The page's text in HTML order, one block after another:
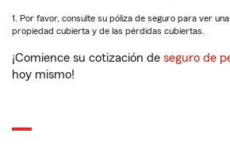
1. Por favor, consulte su póliza de seguro para ver
propiedad cubierta y de las pérdidas cubiertas.
¡Comience su cotización de seguro de
hoy mismo!